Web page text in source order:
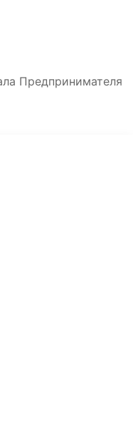
Предпринимателя